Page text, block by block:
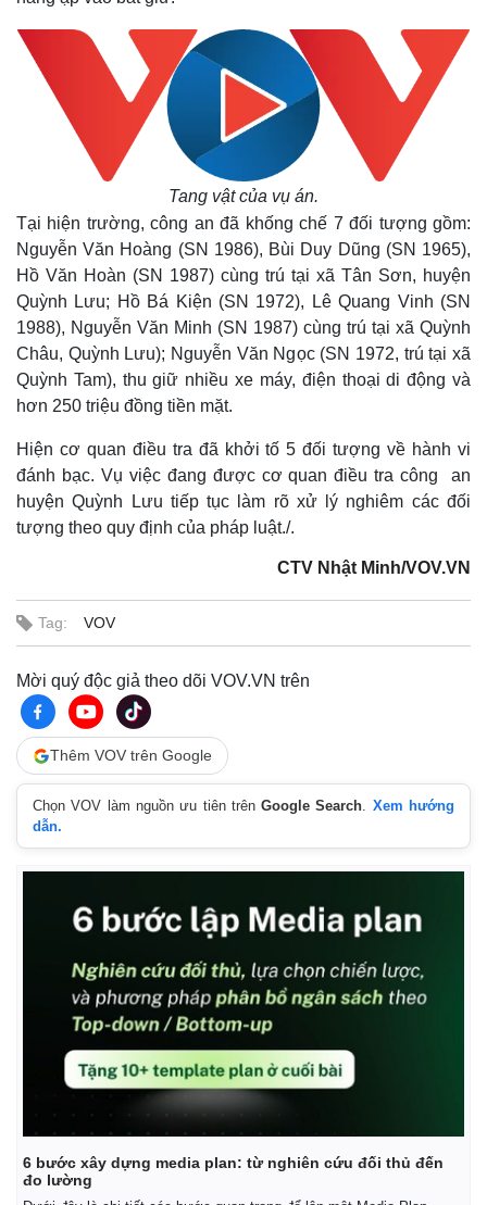
Cuộc sống đó đây
Multimedia
Tang vật của vụ án.
Tại hiện trường, công an đã khống chế 7 đối tượng gồm:
Nguyễn Văn Hoàng (SN 1986), Bùi Duy Dũng (SN 1965),
Hồ Văn Hoàn (SN 1987) cùng trú tại xã Tân Sơn, huyện
Quỳnh Lưu; Hồ Bá Kiện (SN 1972), Lê Quang Vinh (SN
1988), Nguyễn Văn Minh (SN 1987) cùng trú tại xã Quỳnh
Châu, Quỳnh Lưu); Nguyễn Văn Ngọc (SN 1972, trú tại xã
Quỳnh Tam), thu giữ nhiều xe máy, điện thoại di động và
hơn 250 triệu đồng tiền mặt.
Hiện cơ quan điều tra đã khởi tố 5 đối tượng về hành vi
đánh bạc. Vụ việc đang được cơ quan điều tra công an
huyện Quỳnh Lưu tiếp tục làm rõ xử lý nghiêm các đối
tượng theo quy định của pháp luật./.
CTV Nhật Minh/VOV.VN
Tag: VOV
Mời quý độc giả theo dõi VOV.VN trên
Thêm VOV trên Google
Chọn VOV làm nguồn ưu tiên trênGoogle Search. Xem hướng
dẫn.
6 bước xây dựng media plan: từ nghiên cứu đối thủ đến
đo lường